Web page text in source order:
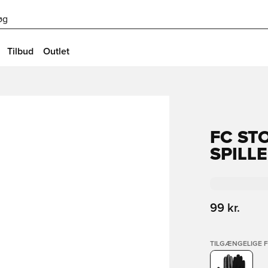
Tilbud Outlet
FC
99 kr.
TILGÆNGELIGE